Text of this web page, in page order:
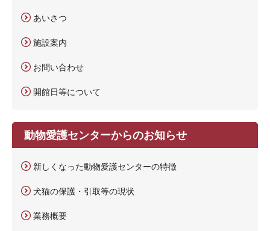
あいさつ
施設案内
お問い合わせ
開館日等について
動物愛護センターからのお知らせ
新しくなった動物愛護センターの特徴
犬猫の保護・引取等の現状
業務概要